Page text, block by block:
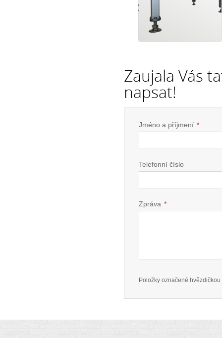
Zaujala Vás
napsat!
Jméno a příjmení *
Telefonní číslo
Zpráva *
Položky označené hvězdičkou